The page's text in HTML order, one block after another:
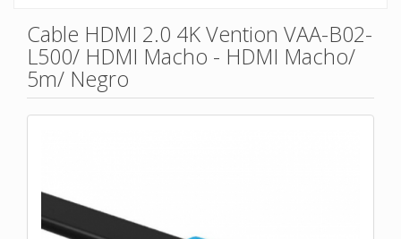
Cable HDMI 2.0 4K Vention VAA-B02-
L500/ HDMI Macho - HDMI Macho/
5m/ Negro